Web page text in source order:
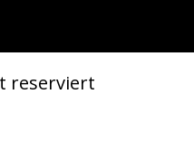
reserviert